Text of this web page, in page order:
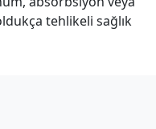
tehlikeli sağlık